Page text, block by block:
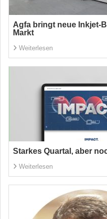
Agfa bringt neue Inkjet-
Markt
Weiterlesen
Starkes Quartal, aber
Weiterlesen